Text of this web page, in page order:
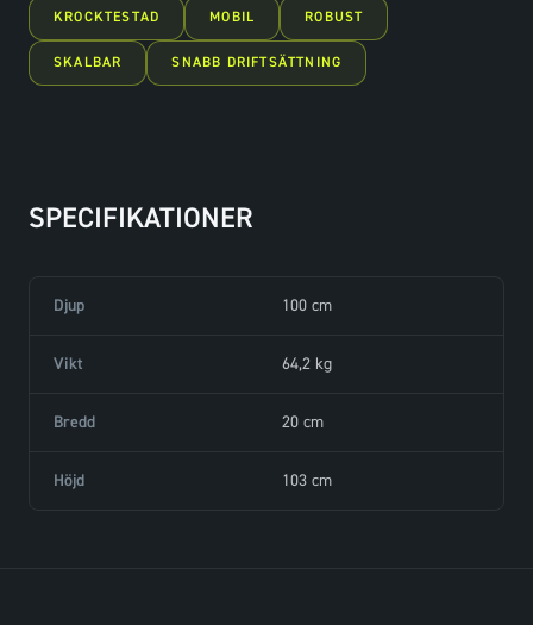
KROCKTESTAD MOBIL ROBUST
SKALBAR SNABB DRIFTSÄTTNING
SPECIFIKATIONER
Djup 100 cm
Vikt 64,2 kg
Bredd 20 cm
Höjd 103 cm